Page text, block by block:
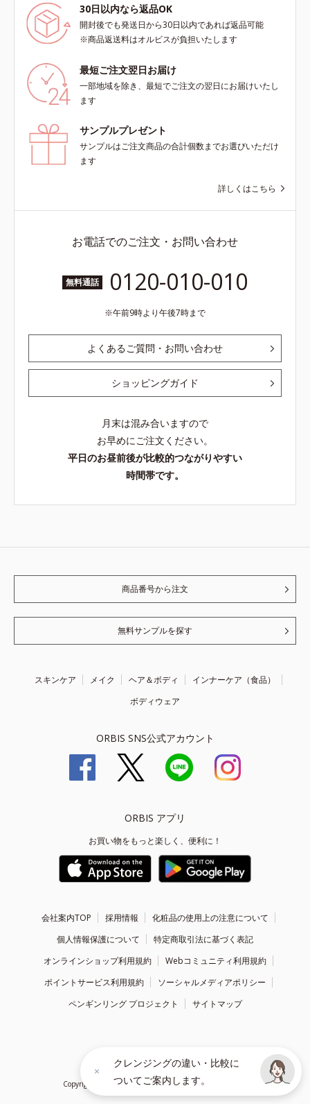
30日以内なら返品OK
開封後でも発送日から30日以内であれば返品可能
※商品返送料はオルビスが負担いたします
最短ご注文翌日お届け
一部地域を除き、最短でご注文の翌日にお届けいたし
ます
サンプルプレゼント
サンプルはご注文商品の合計個数までお選びいただけ
ます
詳しくはこちら
お電話でのご注文・お問い合わせ
無料通話 0120-010-010
午前9時より午後7時まで
よくあるご質問・お問い合わせ
ショッピングガイド
月末は混み合いますので
お早めにご注文ください。
平日のお昼前後が比較的つながりやすい
時間帯です。
商品番号から注文
無料サンプルを探す
スキンケア メイク ヘア＆ボディ
インナーケア（食品）
ボディウェア
ORBIS SNS公式アカウント
ORBIS アプリ
お買い物をもっと楽しく、便利に！
会社案内TOP 採用情報
化粧品の使用上の注意について
個人情報保護について
特定商取引法に基づく表記
オンラインショップ利用規約
Webコミュニティ利用規約
ポイントサービス利用規約
ソーシャルメディアポリシー
ペンギンリング プロジェクト
サイトマップ
Copyright © 1999 - 2026ORBIS Inc. All Rights Reserved.
クレンジングの違い・比較に
ついてご案内します。